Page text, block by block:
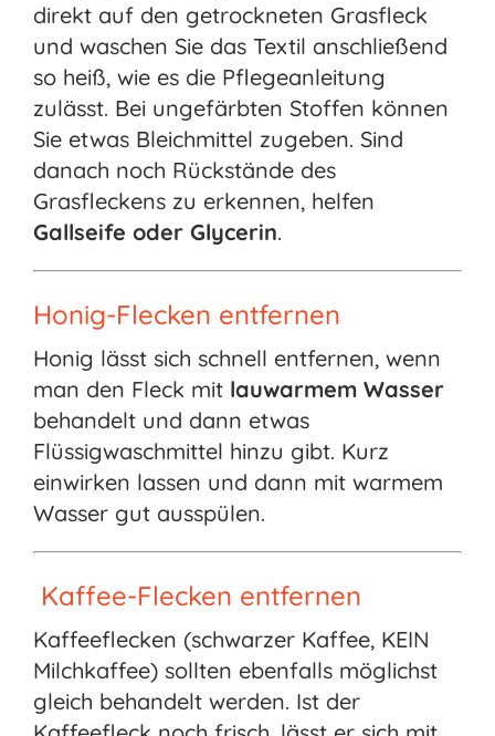
direkt auf den getrockneten Grasfleck
und waschen Sie das Textil anschließend
so heiß, wie es die Pflegeanleitung
zulässt. Bei ungefärbten Stoffen können
Sie etwas Bleichmittel zugeben. Sind
danach noch Rückstände des
Grasfleckens zu erkennen, helfen
Gallseife oder Glycerin.
Honig-Flecken entfernen
Honig lässt sich schnell entfernen, wenn
man den Fleck mit lauwarmem Wasser
behandelt und dann etwas
Flüssigwaschmittel hinzu gibt. Kurz
einwirken lassen und dann mit warmem
Wasser gut ausspülen.
Kaffee-Flecken entfernen
Kaffeeflecken (schwarzer Kaffee, KEIN
Milchkaffee) sollten ebenfalls möglichst
gleich behandelt werden. Ist der